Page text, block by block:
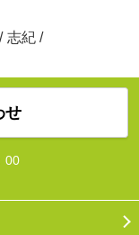
/ 志紀 /
せ
00